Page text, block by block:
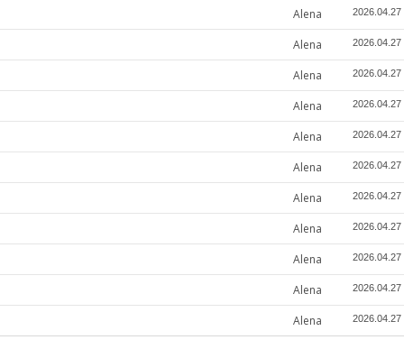
Alena 2026.04.27
Alena 2026.04.27
Alena 2026.04.27
Alena 2026.04.27
Alena 2026.04.27
Alena 2026.04.27
Alena 2026.04.27
Alena 2026.04.27
Alena 2026.04.27
Alena 2026.04.27
Alena 2026.04.27